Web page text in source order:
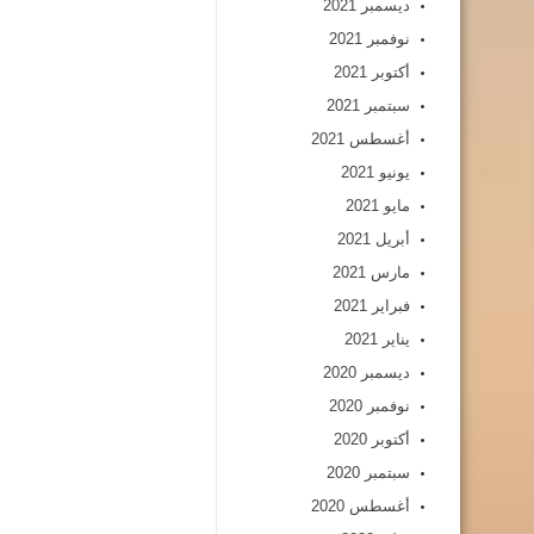
ديسمبر 2021
نوفمبر 2021
أكتوبر 2021
سبتمبر 2021
أغسطس 2021
يونيو 2021
مايو 2021
أبريل 2021
مارس 2021
فبراير 2021
يناير 2021
ديسمبر 2020
نوفمبر 2020
أكتوبر 2020
سبتمبر 2020
أغسطس 2020